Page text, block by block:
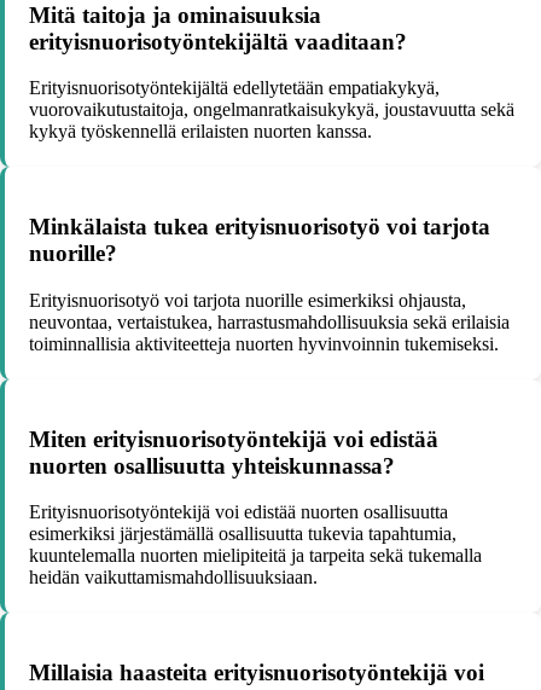
Mitä taitoja ja ominaisuuksia
erityisnuorisotyöntekijältä vaaditaan?
Erityisnuorisotyöntekijältä edellytetään empatiakykyä,
vuorovaikutustaitoja, ongelmanratkaisukykyä, joustavuutta sekä
kykyä työskennellä erilaisten nuorten kanssa.
Minkälaista tukea erityisnuorisotyö voi tarjota
nuorille?
Erityisnuorisotyö voi tarjota nuorille esimerkiksi ohjausta,
neuvontaa, vertaistukea, harrastusmahdollisuuksia sekä erilaisia
toiminnallisia aktiviteetteja nuorten hyvinvoinnin tukemiseksi.
Miten erityisnuorisotyöntekijä voi edistää
nuorten osallisuutta yhteiskunnassa?
Erityisnuorisotyöntekijä voi edistää nuorten osallisuutta
esimerkiksi järjestämällä osallisuutta tukevia tapahtumia,
kuuntelemalla nuorten mielipiteitä ja tarpeita sekä tukemalla
heidän vaikuttamismahdollisuuksiaan.
Millaisia haasteita erityisnuorisotyöntekijä voi